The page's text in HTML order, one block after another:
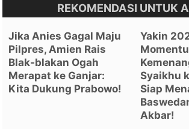
REKOMENDASI UNTUK
Jika Anies Gagal Maju
Pilpres, Amien Rais
Blak-blakan Ogah
Merapat ke Ganjar:
Kita Dukung Prabowo!
Yakin
Syaikhu
Siap
Akbar!